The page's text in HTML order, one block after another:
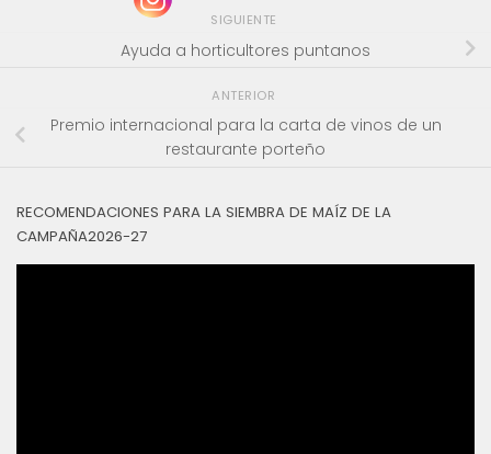
SIGUIENTE
Ayuda a horticultores puntanos
ANTERIOR
Premio internacional para la carta de vinos de un
restaurante porteño
RECOMENDACIONES PARA LA SIEMBRA DE MAÍZ DE LA
CAMPAÑA2026-27